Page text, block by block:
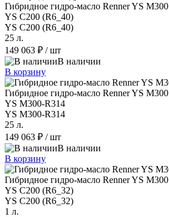
Гибридное гидро-масло Renner YS M300
YS C200 (R6_40)
YS C200 (R6_40)
25 л.
149 063 ₽ / шт
В наличии
В корзину
Гибридное гидро-масло Renner YS M300
YS M300-R314
YS M300-R314
25 л.
149 063 ₽ / шт
В наличии
В корзину
Гибридное гидро-масло Renner YS M300
YS C200 (R6_32)
YS C200 (R6_32)
1 л.